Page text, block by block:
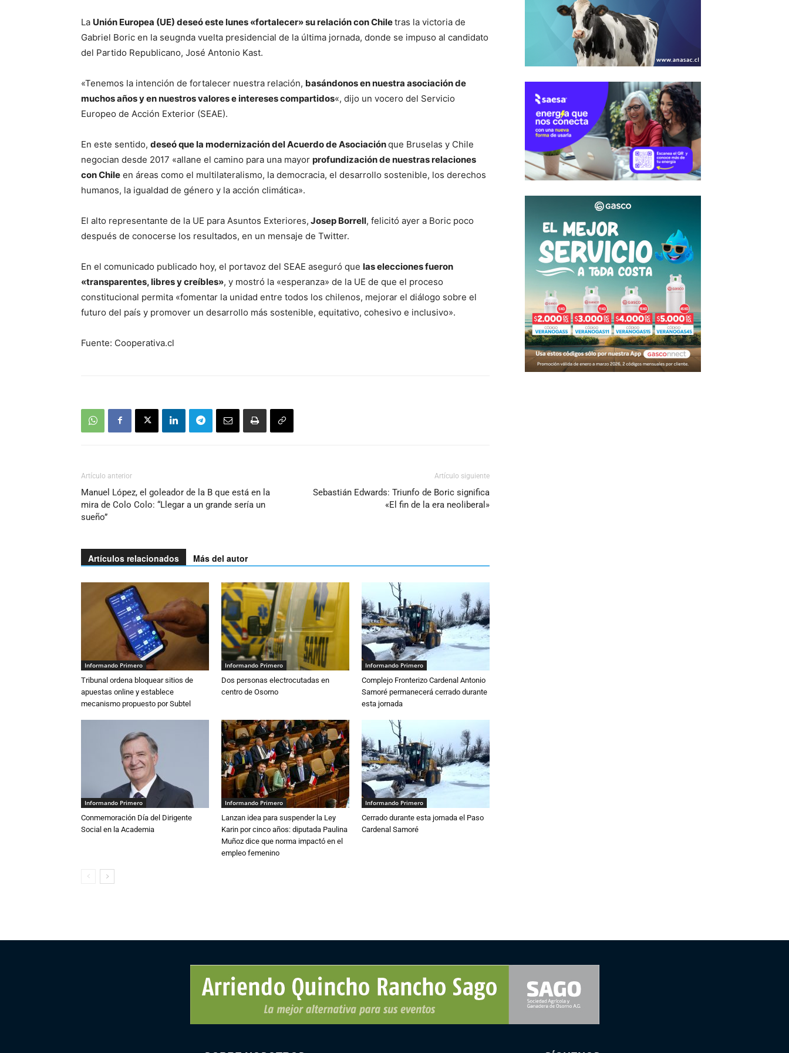
La Unión Europea (UE) deseó este lunes «fortalecer» su relación con Chiletras la victoria de
Gabriel Boric en la seugnda vuelta presidencial de la última jornada, donde se impuso al candidato
del Partido Republicano, José Antonio Kast.
«Tenemos la intención de fortalecer nuestra relación, basándonos en nuestra asociación de
muchos años y en nuestros valores e intereses compartidos«, dijo un vocero del Servicio
Europeo de Acción Exterior (SEAE).
En este sentido, deseó que la modernización del Acuerdo de Asociaciónque Bruselas y Chile
negocian desde 2017 «allane el camino para una mayor profundización de nuestras relaciones
con Chile en áreas como el multilateralismo, la democracia, el desarrollo sostenible, los derechos
humanos, la igualdad de género y la acción climática».
El alto representante de la UE para Asuntos Exteriores, Josep Borrell, felicitó ayer a Boric poco
después de conocerse los resultados, en un mensaje de Twitter.
En el comunicado publicado hoy, el portavoz del SEAE aseguró que las elecciones fueron
«transparentes, libres y creíbles», y mostró la «esperanza» de la UE de que el proceso
constitucional permita «fomentar la unidad entre todos los chilenos, mejorar el diálogo sobre el
futuro del país y promover un desarrollo más sostenible, equitativo, cohesivo e inclusivo».
Fuente: Cooperativa.cl
Artículo anterior
Manuel López, el goleador de la B que está en la
mira de Colo Colo: “Llegar a un grande sería un
sueño”
Artículo siguiente
Sebastián Edwards: Triunfo de Boric significa
«El fin de la era neoliberal»
Artículos relacionados Más del autor
Informando Primero
Tribunal ordena bloquear sitios de
apuestas online y establece
mecanismo propuesto por Subtel
Informando Primero
Dos personas electrocutadas en
centro de Osorno
Informando Primero
Complejo Fronterizo Cardenal Antonio
Samoré permanecerá cerrado durante
esta jornada
Informando Primero
Conmemoración Día del Dirigente
Social en la Academia
Informando Primero
Lanzan idea para suspender la Ley
Karin por cinco años: diputada Paulina
Muñoz dice que norma impactó en el
empleo femenino
Informando Primero
Cerrado durante esta jornada el Paso
Cardenal Samoré